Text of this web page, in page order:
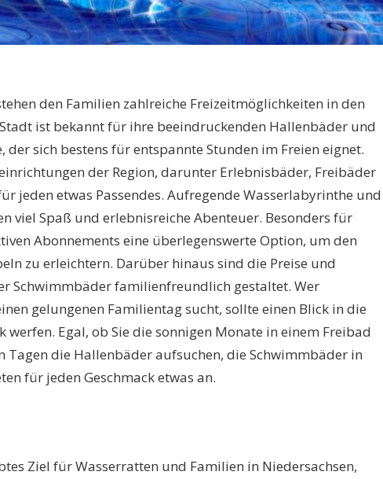
den Familien zahlreiche Freizeitmöglichkeiten in den
ist bekannt für ihre beeindruckenden Hallenbäder und
der sich bestens für entspannte Stunden im Freien eignet.
der Region, darunter Erlebnisbäder, Freibäder
jeden etwas Passendes. Aufregende Wasserlabyrinthe und
viel Spaß und erlebnisreiche Abenteuer. Besonders für
Abonnements eine überlegenswerte Option, um den
zu erleichtern. Darüber hinaus sind die Preise und
Schwimmbäder familienfreundlich gestaltet. Wer
gelungenen Familientag sucht, sollte einen Blick in die
Egal, ob Sie die sonnigen Monate in einem Freibad
Tagen die Hallenbäder aufsuchen, die Schwimmbäder in
für jeden Geschmack etwas an.
Ziel für Wasserratten und Familien in Niedersachsen,